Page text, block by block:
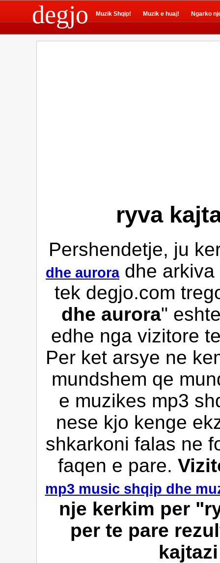
degjo Muzik Shqip! Muzik e huaj! Ngarko
ryva
Pershendetje, ju
dhe auroradhe arkiva
tek degjo.com
dhe aurora"
edhe nga vizitore
Per ket arsye ne
mundshem qe
e muzikes mp3
nese kjo kenge
shkarkoni falas ne
faqen e pare.
mp3 music shqip dhe
nje kerkim per
per te pare